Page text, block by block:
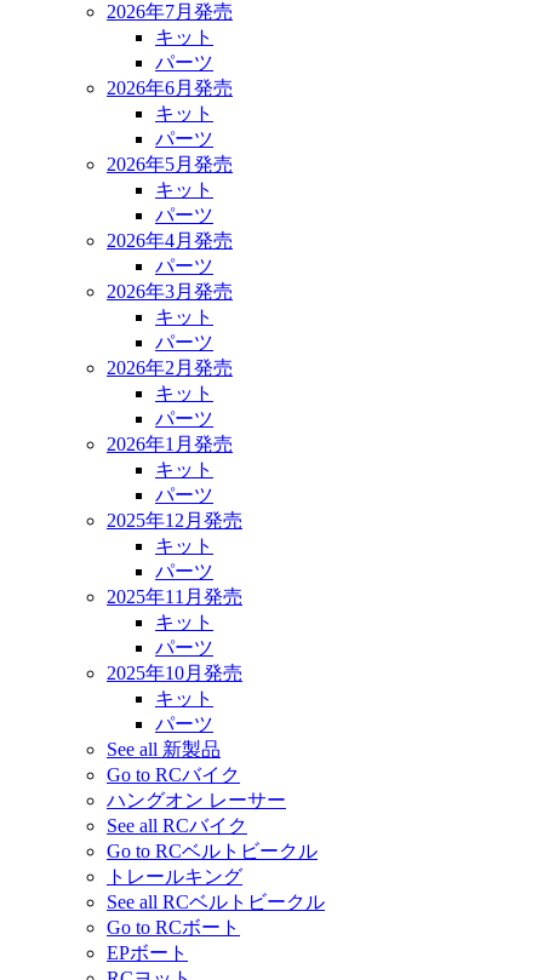
2026年7月発売
キット
パーツ
2026年6月発売
キット
パーツ
2026年5月発売
キット
パーツ
2026年4月発売
パーツ
2026年3月発売
キット
パーツ
2026年2月発売
キット
パーツ
2026年1月発売
キット
パーツ
2025年12月発売
キット
パーツ
2025年11月発売
キット
パーツ
2025年10月発売
キット
パーツ
See all 新製品
Go to RCバイク
ハングオン レーサー
See all RCバイク
Go to RCベルトビークル
トレールキング
See all RCベルトビークル
Go to RCボート
EPボート